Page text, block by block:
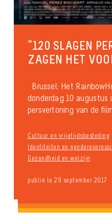
“120 SLAGEN
ZAGEN HET
Brussel: Het
donderdag 10 augustus
persvertoning van de
Cultuur en vrijetijdsbesteding
Identiteiten en
Gezondheid en welzijn
publié le 29 september 2017